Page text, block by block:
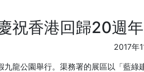
祝香港回歸20週年
2017年
龍公園舉行。渠務署的展區以「藍綠